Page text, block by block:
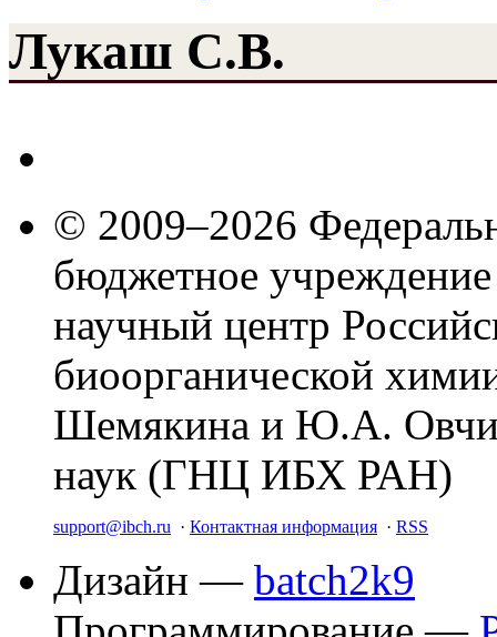
Лукаш С.В.
© 2009–2026
бюджетное
научный центр
биоорганической
Шемякина и Ю.А.
наук (ГНЦ ИБХ РАН)
support@ibch.ru · Контактная информация · RSS
Дизайн — batch2k9